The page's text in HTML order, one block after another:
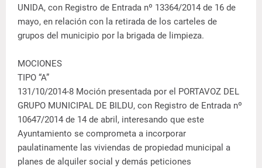
UNIDA, con Registro de Entrada nº 13364/2014 de 16 de
mayo, en relación con la retirada de los carteles de
grupos del municipio por la brigada de limpieza.
MOCIONES
TIPO “A”
131/10/2014-8 Moción presentada por el PORTAVOZ DEL
GRUPO MUNICIPAL DE BILDU, con Registro de Entrada nº
10647/2014 de 14 de abril, interesando que este
Ayuntamiento se comprometa a incorporar
paulatinamente las viviendas de propiedad municipal a
planes de alquiler social y demás peticiones